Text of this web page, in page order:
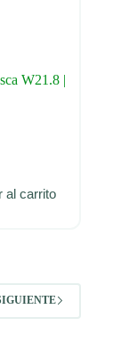
W21.8 |
al carrito